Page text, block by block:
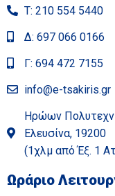
Τ: 210 554 5440
Δ: 697 066 0166
Γ: 694 472 7155
info@e-tsakiris.gr
Ηρώων
Ελευσίνα, 19200
(1χλμ από Έξ. 1
Ωράριο